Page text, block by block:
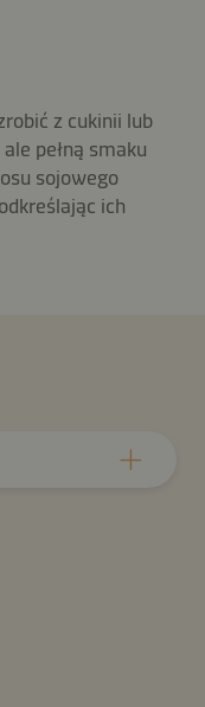
z cukinii lub
pełną smaku
sojowego
ich